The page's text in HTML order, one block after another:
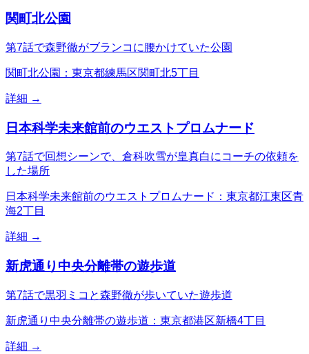
関町北公園
第7話で森野徹がブランコに腰かけていた公園
関町北公園：東京都練馬区関町北5丁目
詳細 →
日本科学未来館前のウエストプロムナード
第7話で回想シーンで、倉科吹雪が皇真白にコーチの依頼を
した場所
日本科学未来館前のウエストプロムナード：東京都江東区青
海2丁目
詳細 →
新虎通り中央分離帯の遊歩道
第7話で黒羽ミコと森野徹が歩いていた遊歩道
新虎通り中央分離帯の遊歩道：東京都港区新橋4丁目
詳細 →